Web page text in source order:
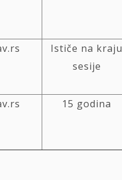
Ističe na kraju
sesije
15 godina